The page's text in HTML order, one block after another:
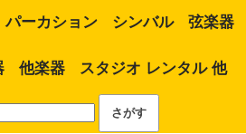
パーカション シンバル 弦楽器
他楽器 スタジオ レンタル 他